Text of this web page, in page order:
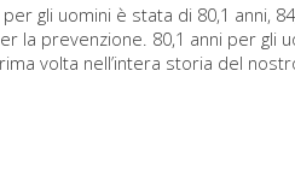
gli uomini è stata di 80,1 anni,
la prevenzione. 80,1 anni per gli
volta nell’intera storia del